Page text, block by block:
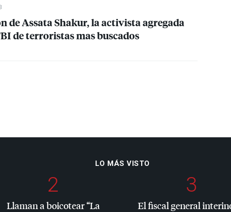
de Assata Shakur, la activista agregada
de terroristas mas buscados
LO MÁS VISTO
2
Llaman a boicotear “La
3
El fiscal general